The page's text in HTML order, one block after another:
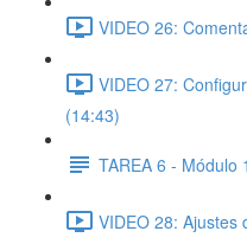
VIDEO 26:
VIDEO 27:
(14:43)
TAREA 6 - Módulo 1
VIDEO 28: Ajustes